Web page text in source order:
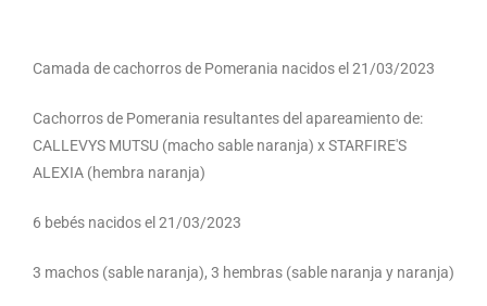
Camada de cachorros de Pomerania nacidos el 21/03/2023
Cachorros de Pomerania resultantes del apareamiento de:
CALLEVYS MUTSU (macho sable naranja) x STARFIRE'S
ALEXIA (hembra naranja)
6 bebés nacidos el 21/03/2023
3 machos (sable naranja), 3 hembras (sable naranja y naranja)